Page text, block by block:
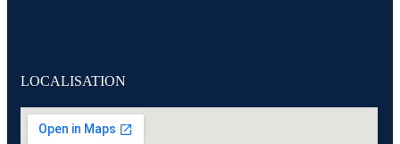
LOCALISATION